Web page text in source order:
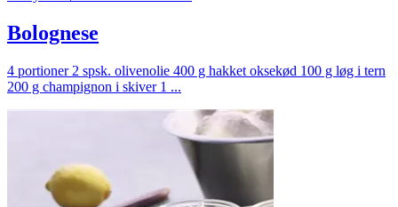
Bolognese
4 portioner 2 spsk. olivenolie 400 g hakket oksekød 100 g løg i tern
200 g champignon i skiver 1 ...